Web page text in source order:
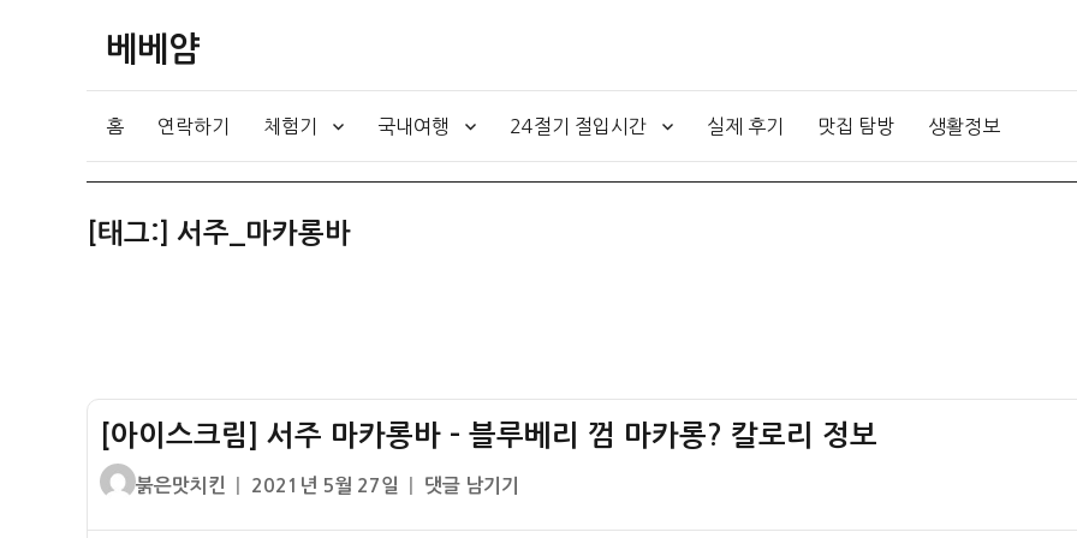
베베얌
홈 연락하기 체험기 국내여행 24절기 절입시간 실제 후기 맛집 탐방 생활정보
[태그:] 서주_마카롱바
[아이스크림] 서주 마카롱바 – 블루베리 껌 마카롱? 칼로리 정보
글
붉은맛치킨
작
2021년 5월 27일
[아
댓글 남기기